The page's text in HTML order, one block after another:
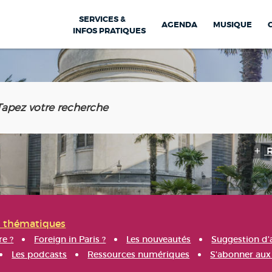
SERVICES &
INFOS PRATIQUES
AGENDA MUSIQUE
thématiques
? Foreign in Paris ? Les nouveautés
Suggestion
Les podcasts
Ressources numériques S'abonner